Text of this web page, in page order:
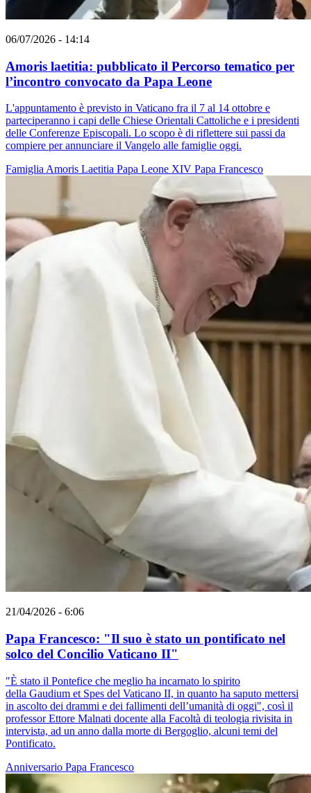
06/07/2026 - 14:14
Amoris laetitia: pubblicato il Percorso tematico per
l’incontro convocato da Papa Leone
L'appuntamento è previsto in Vaticano fra il 7 al 14 ottobre e
parteciperanno i capi delle Chiese Orientali Cattoliche e i presidenti
delle Conferenze Episcopali. Lo scopo è di riflettere sui passi da
compiere per annunciare il Vangelo alle famiglie oggi.
Famiglia Amoris Laetitia Papa Leone XIV Papa Francesco
21/04/2026 - 6:06
Papa Francesco: "Il suo è stato un pontificato nel
solco del Concilio Vaticano II"
"È stato il Pontefice che meglio ha incarnato lo spirito
della Gaudium et Spes del Vaticano II, in quanto ha saputo mettersi
in ascolto dei drammi e dei fallimenti dell’umanità di oggi", così il
professor Ettore Malnati docente alla Facoltà di teologia rivisita in
intervista, ad un anno dalla morte di Bergoglio, alcuni temi del
Pontificato.
Anniversario Papa Francesco